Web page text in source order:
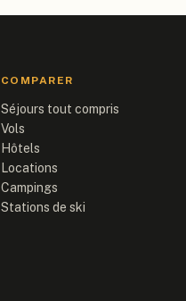
COMPARER
Séjours tout compris
Vols
Hôtels
Locations
Campings
Stations de ski